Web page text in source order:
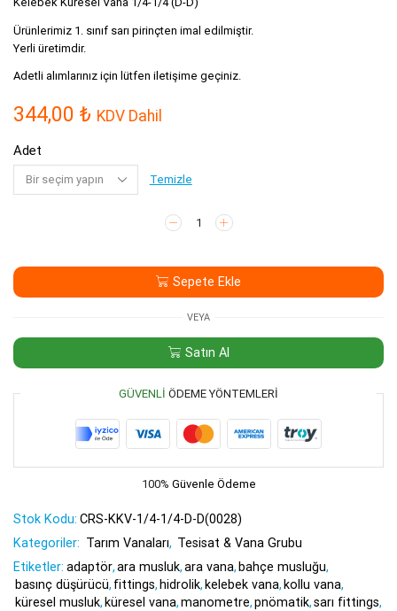
Ürünlerimiz 1. sınıf sarı pirinçten imal edilmiştir.
Yerli üretimdir.
Adetli alımlarınız için lütfen iletişime geçiniz.
344,00 ₺ KDV Dahil
Adet
Temizle
Kelebek
Küresel
1/4-
1/4
(D-
Sepete Ekle
VEYA
Satın Al
GÜVENLI ÖDEME YÖNTEMLERI
100% Güvenle Ödeme
Stok Kodu: CRS-KKV-1/4-1/4-D-D(0028)
Kategoriler: Tarım Vanaları, Tesisat & Vana Grubu
Etiketler: adaptör,ara musluk,ara vana,bahçe musluğu,
basınç düşürücü, fittings,hidrolik,kelebek vana,kollu vana,
küresel musluk,küresel vana,manometre,pnömatik,sarı fittings,